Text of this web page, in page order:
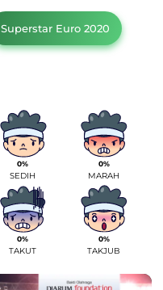
Superstar Euro 2020
0%
SEDIH
0%
MARAH
0%
TAKUT
0%
TAKJUB